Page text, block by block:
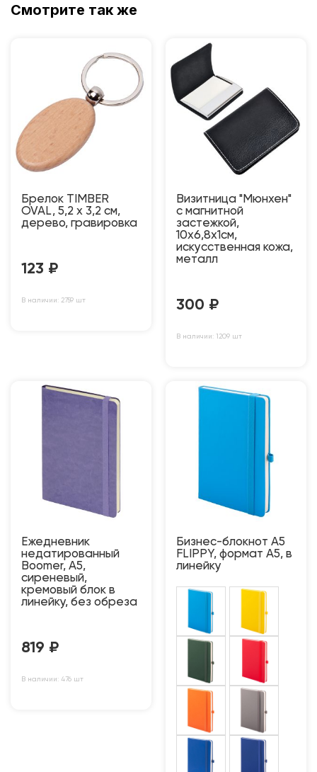
Смотрите так же
Брелок TIMBER
OVAL, 5,2 x 3,2 см,
дерево, гравировка
123 ₽
В наличии: 2759 шт
Визитница "Мюнхен"
с магнитной
застежкой,
10х6,8х1см,
искусственная кожа,
металл
300 ₽
В наличии: 1209 шт
Ежедневник
недатированный
Boomer, А5,
сиреневый,
кремовый блок в
линейку, без обреза
819 ₽
В наличии: 476 шт
Бизнес-блокнот А5
FLIPPY, формат А5, в
линейку